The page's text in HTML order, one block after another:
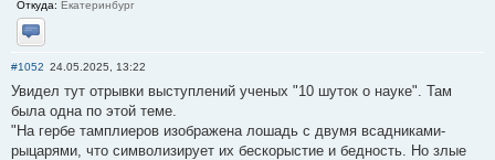
Откуда: Екатеринбург
Отправить личное сообщение
#1052 24.05.2025, 13:22
Увидел тут отрывки выступлений ученых "10 шуток о науке". Там
была одна по этой теме.
"На гербе тамплиеров изображена лошадь с двумя всадниками-
рыцарями, что символизирует их бескорыстие и бедность. Но злые